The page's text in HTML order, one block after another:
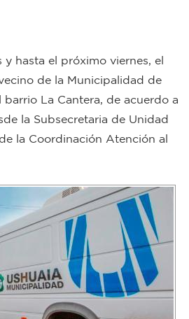
hasta el próximo viernes, el
de la Municipalidad de
barrio La Cantera, de acuerdo a
la Subsecretaria de Unidad
la Coordinación Atención al